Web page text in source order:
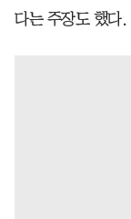
다는 주장도 했다.